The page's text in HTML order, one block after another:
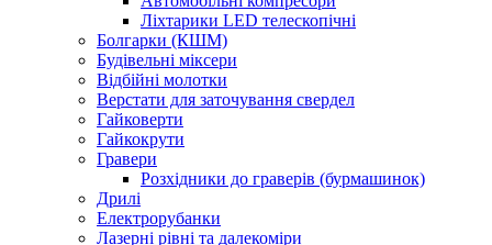
Ліхтарики LED телескопічні
Болгарки (КШМ)
Будівельні міксери
Відбійні молотки
Верстати для заточування свердел
Гайковерти
Гайкокрути
Гравери
Розхідники до граверів (бурмашинок)
Дрилі
Електрорубанки
Лазерні рівні та далекоміри